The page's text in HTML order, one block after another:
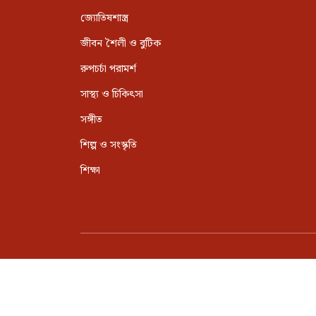
জ্যোতিষশাস্ত্র
জীবন শৈলী ও বুটিক
রুপচর্চা পরামর্শ
সাস্থ্য ও চিকিৎসা
সঙ্গীত
শিল্প ও সংস্কৃতি
শিক্ষা